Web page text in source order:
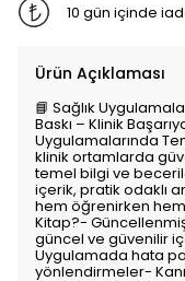
10 gün içinde
Ürün Açıklaması
📘 Sağlık
Baskı – Klinik
Uygulamalarında
klinik ortamlarda
temel bilgi ve
içerik, pratik odaklı
hem öğrenirken hem
Kitap?-
güncel ve güvenilir
Uygulamada hata
yönlendirmeler-